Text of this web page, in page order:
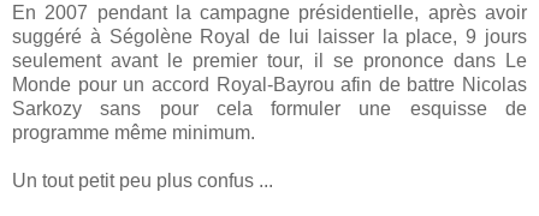
En 2007 pendant la campagne présidentielle, après avoir
suggéré à Ségolène Royal de lui laisser la place, 9 jours
seulement avant le premier tour, il se prononce dans Le
Monde pour un accord Royal-Bayrou afin de battre Nicolas
Sarkozy sans pour cela formuler une esquisse de
programme même minimum.
Un tout petit peu plus confus ...